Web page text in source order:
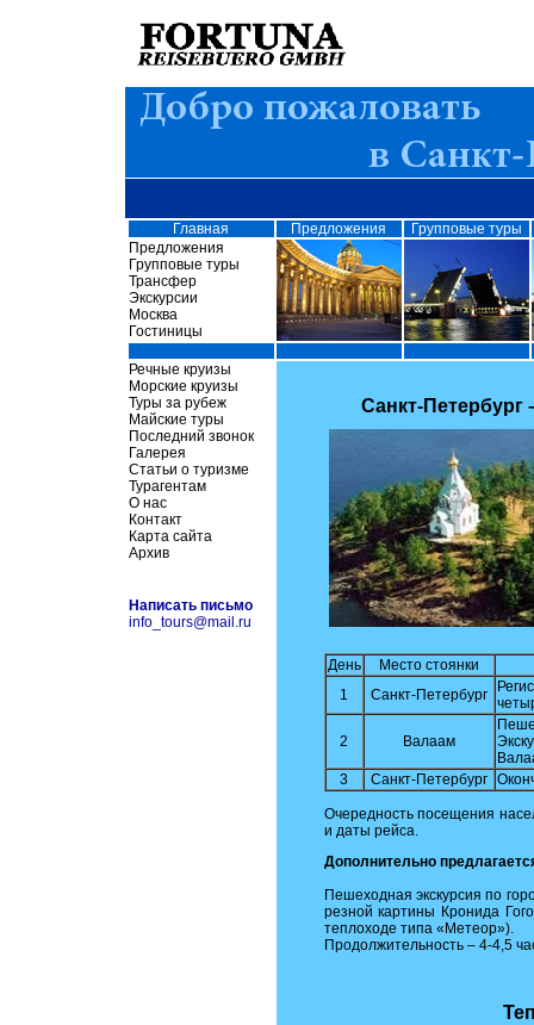
Главная Предложения
Групповые туры
Предложения
Групповые туры
Трансфер
Экскурсии
Москва
Гостиницы
Речные круизы
Морские круизы
Туры за рубеж
Майские туры
Последний звонок
Галерея
Статьи о туризме
Турагентам
О нас
Контакт
Карта сайта
Архив
Написать письмо
info_tours@mail.ru
Санкт-Петербург
День
Место стоянки
1
Санкт-Петербург
2 Валаам
3
Санкт-Петербург
Очередность посещения
и даты рейса.
Дополнительно
Пешеходная экскурсия по
резной картины Кронида
теплоходе типа «Метеор»).
Продолжительность – 4-4,5